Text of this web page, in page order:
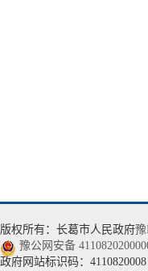
版权所有：长葛市人民政府豫
豫公网安备
政府网站标识码：4110820008